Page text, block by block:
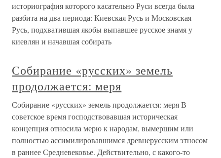
историография которого касательно Руси всегда была
разбита на два периода: Киевская Русь и Московская
Русь, подхватившая якобы выпавшее русское знамя у
киевлян и начавшая собирать
Собирание «русских» земель
продолжается: меря
Собирание «русских» земель продолжается: меря В
советское время господствовавшая историческая
концепция относила мерю к народам, вымершим или
полностью ассимилировавшимся древнерусским этносом
в раннее Средневековье. Действительно, с какого-то